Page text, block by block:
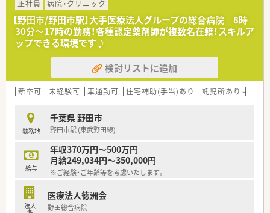
正社員
病院・クリニック
【野田市/野田市駅】大手医療法人グループの総合病院 8時
30分～17時の勤務！各種認定薬剤師が複数名在籍！スキルア
ップできる環境です♪
検討リストに追加
新卒可 未経験可 車通勤可 住宅補助(手当)あり 託児所あり
勤務地
千葉県 野田市
野田市駅 (東武野田線)
給与
年収370万円～500万円
月給249,034円～350,000円
※ご経験・ご年齢等を考慮いたします。
法人
医療法人徳洲会
野田総合病院